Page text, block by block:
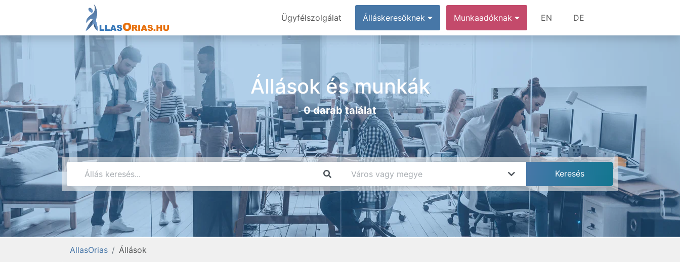
Ügyfélszolgálat Álláskeresőknek Munkaadóknak EN DE
Állások és munkák
0 darab találat
AllasOrias Állások